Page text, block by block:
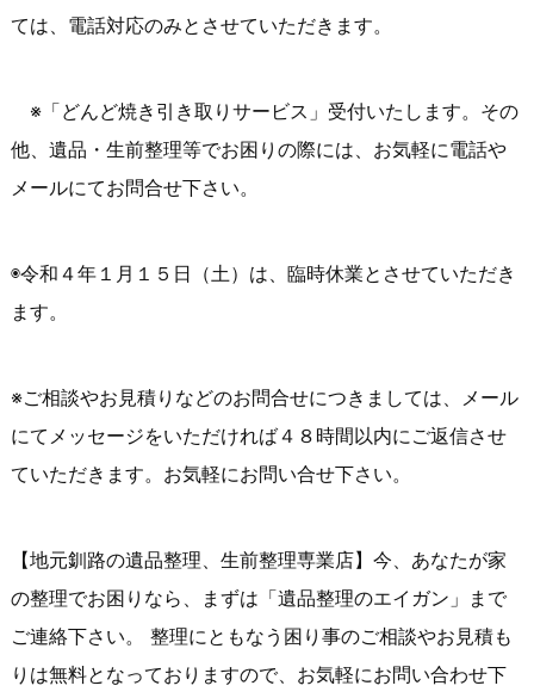
ては、電話対応のみとさせていただきます。
※「どんど焼き引き取りサービス」受付いたします。その
他、遺品・生前整理等でお困りの際には、お気軽に電話や
メールにてお問合せ下さい。
◉令和４年１月１５日（土）は、臨時休業とさせていただき
ます。
※ご相談やお見積りなどのお問合せにつきましては、メール
にてメッセージをいただければ４８時間以内にご返信させ
ていただきます。お気軽にお問い合せ下さい。
【地元釧路の遺品整理、生前整理専業店】今、あなたが家
の整理でお困りなら、まずは「遺品整理のエイガン」まで
ご連絡下さい。 整理にともなう困り事のご相談やお見積も
りは無料となっておりますので、お気軽にお問い合わせ下